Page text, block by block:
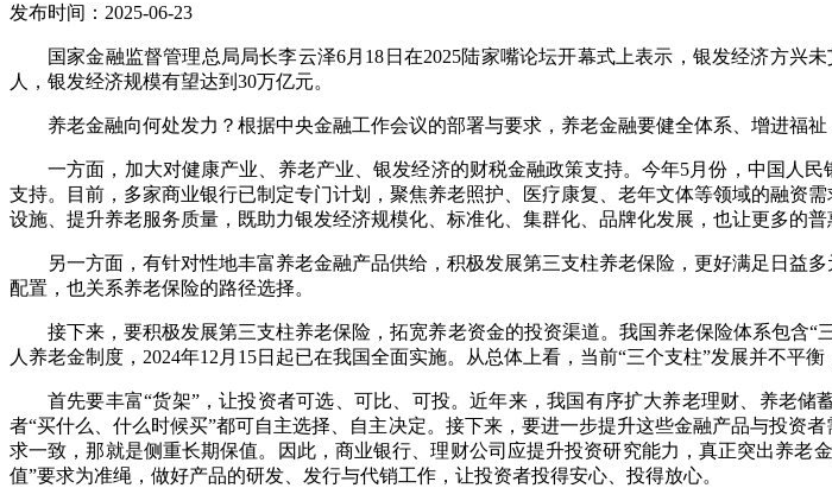
发布时间：2025-06-23
国家金融监督管理总局局长李云泽6月18日在2025陆家嘴论坛开幕式上表示，银发经济方兴
人，银发经济规模有望达到30万亿元。
养老金融向何处发力？根据中央金融工作会议的部署与要求，养老金融要健全体系、增进福
一方面，加大对健康产业、养老产业、银发经济的财税金融政策支持。今年5月份，中国人
支持。目前，多家商业银行已制定专门计划，聚焦养老照护、医疗康复、老年文体等领域的融资
设施、提升养老服务质量，既助力银发经济规模化、标准化、集群化、品牌化发展，也让更多的普
另一方面，有针对性地丰富养老金融产品供给，积极发展第三支柱养老保险，更好满足日益
配置，也关系养老保险的路径选择。
接下来，要积极发展第三支柱养老保险，拓宽养老资金的投资渠道。我国养老保险体系包含
人养老金制度，2024年12月15日起已在我国全面实施。从总体上看，当前“三个支柱”发展并不平
首先要丰富“货架”，让投资者可选、可比、可投。近年来，我国有序扩大养老理财、养老
者“买什么、什么时候买”都可自主选择、自主决定。接下来，要进一步提升这些金融产品与投资
求一致，那就是侧重长期保值。因此，商业银行、理财公司应提升投资研究能力，真正突出养
值”要求为准绳，做好产品的研发、发行与代销工作，让投资者投得安心、投得放心。